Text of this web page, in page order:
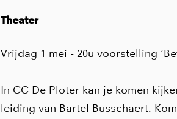
Theater
Vrijdag 1 mei - 20u voorstelling
In CC De Ploter kan je komen
leiding van Bartel Busschaert.